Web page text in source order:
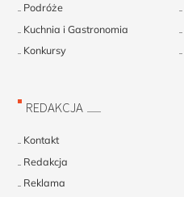
Podróże
Kuchnia i Gastronomia
Konkursy
REDAKCJA
Kontakt
Redakcja
Reklama